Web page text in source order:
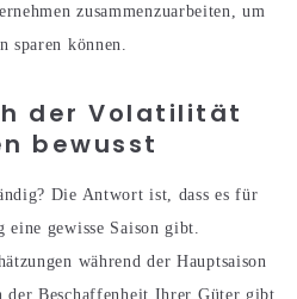
zusammenzuarbeiten, um
sparen können.
der Volatilität
bewusst
Die Antwort ist, dass es für
eine gewisse Saison gibt.
während der Hauptsaison
der Beschaffenheit Ihrer Güter gibt